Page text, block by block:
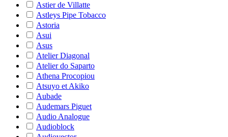
Astier de Villatte
Astleys Pipe Tobacco
Astoria
Asui
Asus
Atelier Diagonal
Atelier do Saparto
Athena Procopiou
Atsuyo et Akiko
Aubade
Audemars Piguet
Audio Analogue
Audioblock